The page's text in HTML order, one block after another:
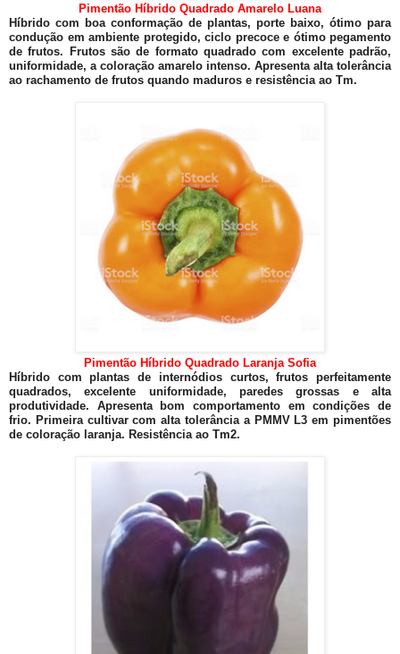
Pimentão Híbrido Quadrado Amarelo Luana
Híbrido com boa conformação de plantas, porte baixo, ótimo para
condução em ambiente protegido, ciclo precoce e ótimo pegamento
de frutos. Frutos são de formato quadrado com excelente padrão,
uniformidade, a coloração amarelo intenso. Apresenta alta tolerância
ao rachamento de frutos quando maduros e resistência ao Tm.
Pimentão Híbrido Quadrado Laranja Sofia
Híbrido com plantas de internódios curtos, frutos perfeitamente
quadrados, excelente uniformidade, paredes grossas e alta
produtividade. Apresenta bom comportamento em condições de
frio. Primeira cultivar com alta tolerância a PMMV L3 em pimentões
de coloração laranja. Resistência ao Tm2.